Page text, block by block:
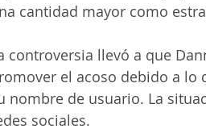
cantidad mayor como
controversia llevó a que
el acoso debido a
nombre de usuario. La
sociales.